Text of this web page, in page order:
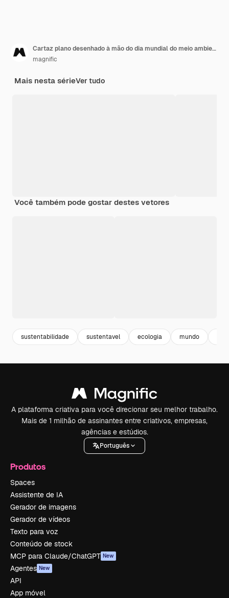
Cartaz plano desenhado à mão do dia mundial do meio ambiente
magnific
Mais nesta sérieVer tudo
Você também pode gostar destes vetores
sustentabilidade sustentavel ecologia mundo
A plataforma criativa para você direcionar seu melhor trabalho.
Mais de 1 milhão de assinantes entre criativos, empresas,
agências e estúdios.
Português
Produtos
Spaces
Assistente de IA
Gerador de imagens
Gerador de vídeos
Texto para voz
Conteúdo de stock
MCP para Claude/ChatGPT New
Agentes New
API
App móvel